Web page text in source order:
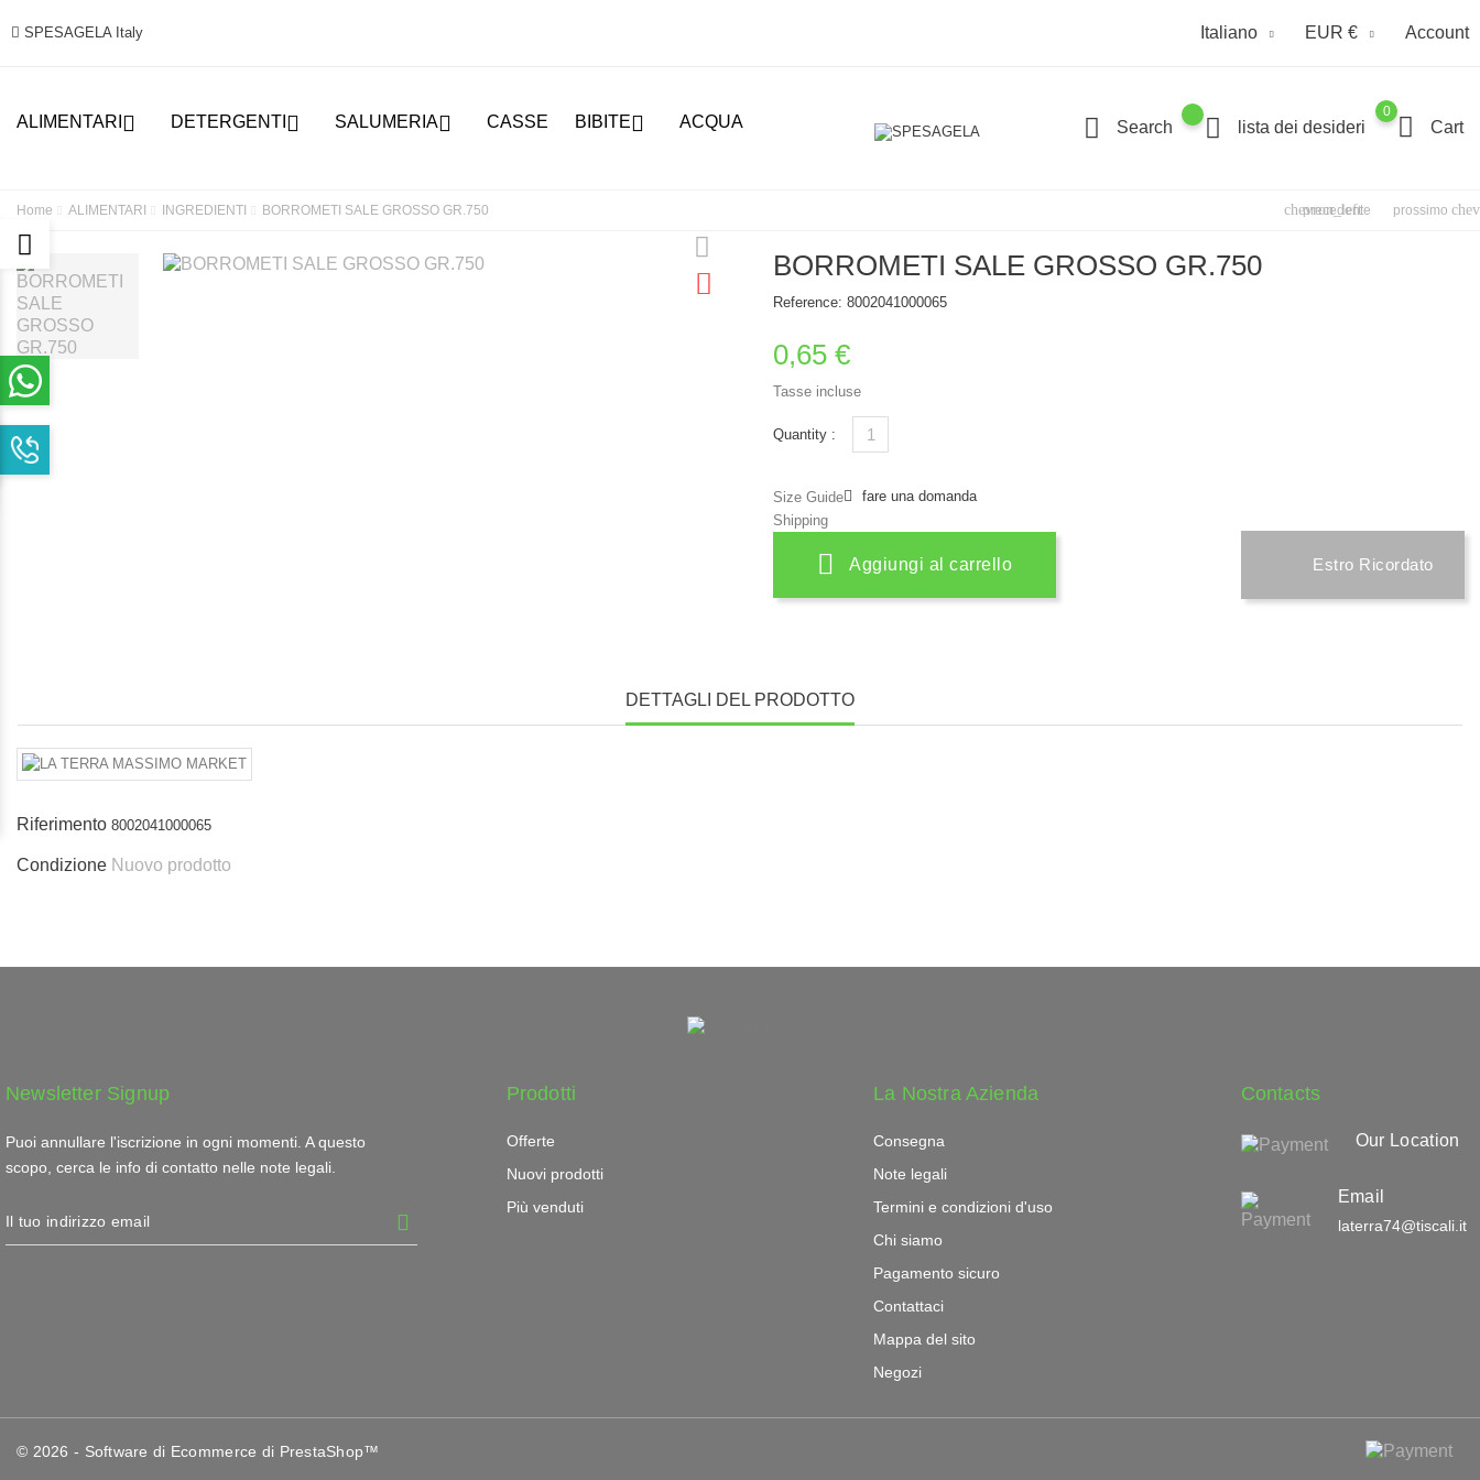
SPESAGELA Italy Italiano EUR € Account
ALIMENTARI  DETERGENTI  SALUMERIA CASSE BIBITE ACQUA Search lista dei desideri
0
Cart
Home ALIMENTARI INGREDIENTI BORROMETI SALE GROSSO GR.750 chevron_left
precedente prossimo
BORROMETI SALE GROSSO GR.750
Reference: 8002041000065
0,65 €
Tasse incluse
Quantity :
Size Guide
Shipping
fare una domanda
Aggiungi al carrello Estro Ricordato
DETTAGLI DEL PRODOTTO
Riferimento 8002041000065
Condizione Nuovo prodotto
Newsletter Signup
Puoi annullare l'iscrizione in ogni momenti. A questo
scopo, cerca le info di contatto nelle note legali.
Prodotti
Offerte
Nuovi prodotti
Più venduti
La Nostra Azienda
Consegna
Note legali
Termini e condizioni d'uso
Chi siamo
Pagamento sicuro
Contattaci
Mappa del sito
Negozi
Contacts
Our Location
Email
laterra74@tiscali.it
© 2026 - Software di Ecommerce di PrestaShop™